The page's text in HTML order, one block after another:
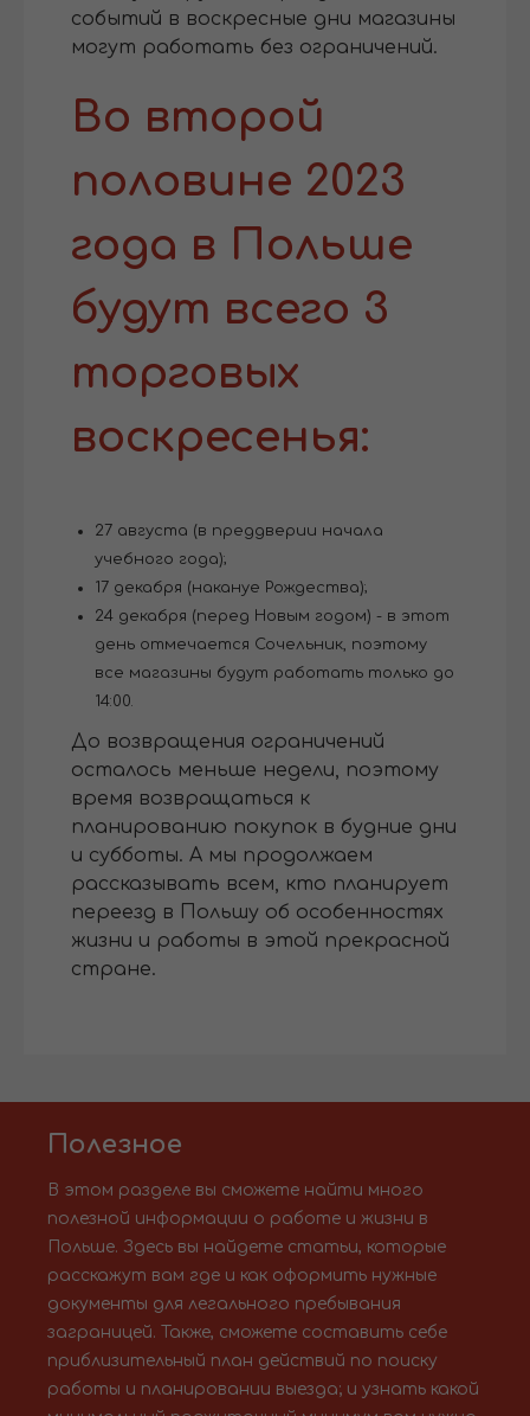
событий в воскресные дни магазины
могут работать без ограничений.
Во второй
половине 2023
года в Польше
будут всего 3
торговых
воскресенья:
27 августа (в преддверии начала
учебного года);
17 декабря (накануе Рождества);
24 декабря (перед Новым годом) - в этот
день отмечается Сочельник, поэтому
все магазины будут работать только до
14:00.
До возвращения ограничений
осталось меньше недели, поэтому
время возвращаться к
планированию покупок в будние дни
и субботы. А мы продолжаем
рассказывать всем, кто планирует
переезд в Польшу об особенностях
жизни и работы в этой прекрасной
стране.
Полезное
В этом разделе вы сможете найти много
полезной информации о работе и жизни в
Польше. Здесь вы найдете статьи, которые
расскажут вам где и как оформить нужные
документы для легального пребывания
заграницей. Также, сможете составить себе
приблизительный план действий по поиску
работы и планировании выезда; и узнать какой